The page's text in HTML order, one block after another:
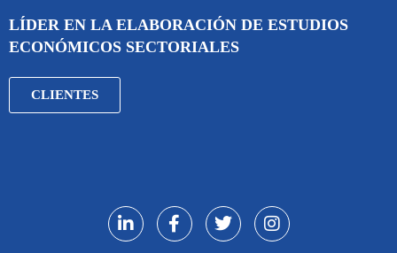
LÍDER EN LA ELABORACIÓN DE ESTUDIOS
ECONÓMICOS SECTORIALES
CLIENTES